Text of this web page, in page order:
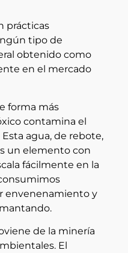
prácticas
tipo de
obtenido como
en el mercado
forma más
contamina el
agua, de rebote,
un elemento con
fácilmente en la
envenenamiento y
de la minería
El